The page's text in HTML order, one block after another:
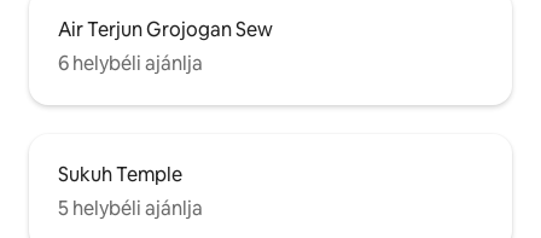
Air Terjun Grojogan Sew
6 helybéli ajánlja
Sukuh Temple
5 helybéli ajánlja